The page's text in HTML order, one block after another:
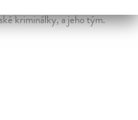
kriminálky, a jeho tým.